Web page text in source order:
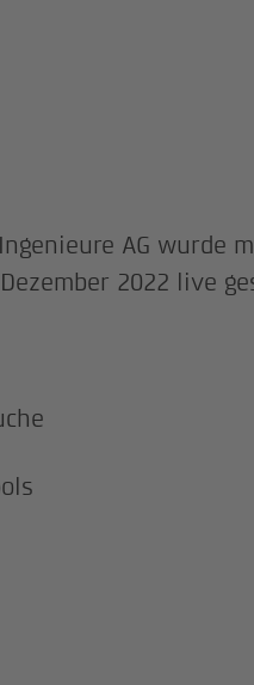
AG wurde
2022 live